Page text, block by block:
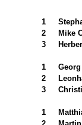
1
2
Mike
3
1
2
3
1